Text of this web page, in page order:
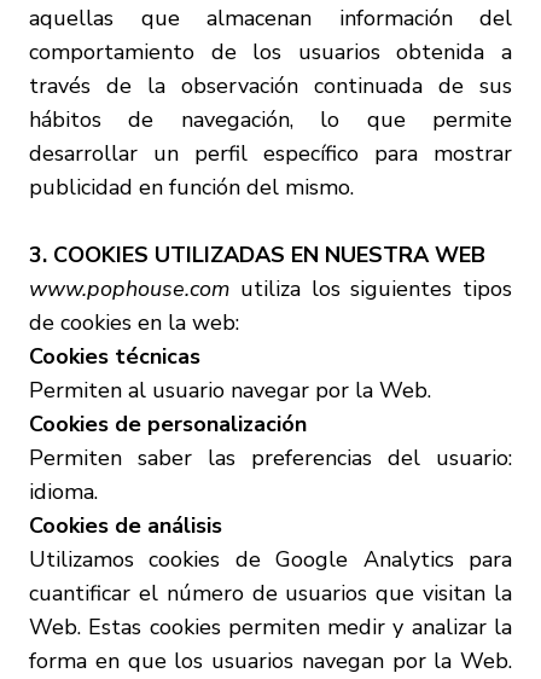
aquellas que almacenan información del
comportamiento de los usuarios obtenida a
través de la observación continuada de sus
hábitos de navegación, lo que permite
desarrollar un perfil específico para mostrar
publicidad en función del mismo.
3. COOKIES UTILIZADAS EN NUESTRA WEB
www.pophouse.com utiliza los siguientes tipos
de cookies en la web:
Cookies técnicas
Permiten al usuario navegar por la Web.
Cookies de personalización
Permiten saber las preferencias del usuario:
idioma.
Cookies de análisis
Utilizamos cookies de Google Analytics para
cuantificar el número de usuarios que visitan la
Web. Estas cookies permiten medir y analizar la
forma en que los usuarios navegan por la Web.